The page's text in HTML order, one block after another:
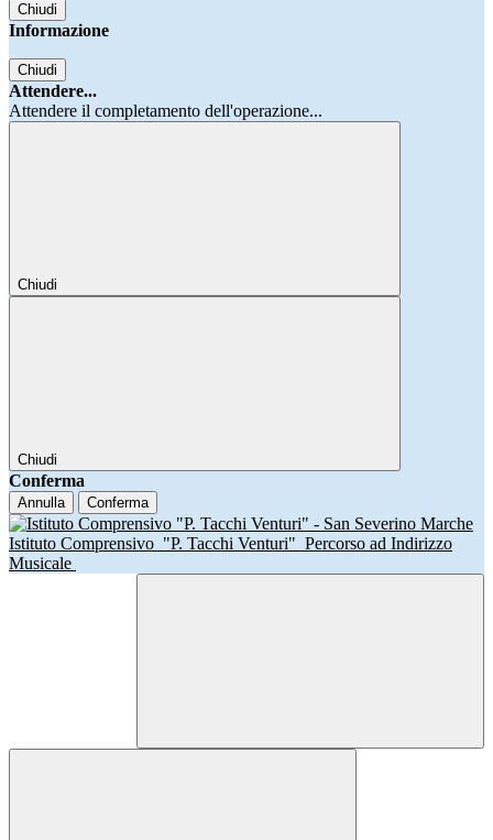
Chiudi
Informazione
Chiudi
Attendere...
Attendere il completamento dell'operazione...
Chiudi
Chiudi
Conferma
Annulla Conferma
Istituto Comprensivo "P. Tacchi Venturi" Percorso ad Indirizzo
Musicale